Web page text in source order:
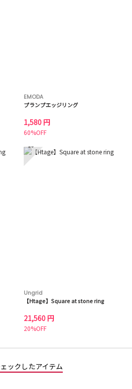
EMODA
プランプエッジリング
1,580 円
60%OFF
10
Ungrid
【Htage】Square at stone ring
21,560 円
20%OFF
ックしたアイテム